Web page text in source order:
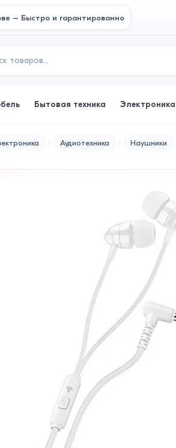
– Быстро и гарантированно
Бытовая техника Электроника
Аудиотехника Наушники